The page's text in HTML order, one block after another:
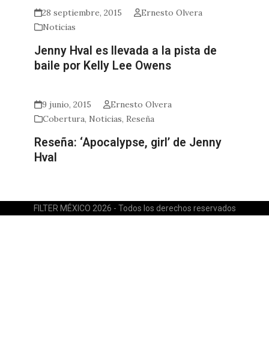
28 septiembre, 2015
Ernesto Olvera
Noticias
Jenny Hval es llevada a la pista de
baile por Kelly Lee Owens
9 junio, 2015
Ernesto Olvera
Cobertura, Noticias,Reseña
Reseña: ‘Apocalypse, girl’ de Jenny
Hval
FILTER MÉXICO 2026 - Todos los derechos reservados